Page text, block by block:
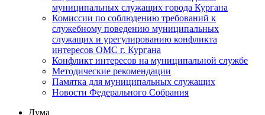
муниципальных служащих города Кургана
Комиссии по соблюдению требований к
служебному поведению муниципальных
служащих и урегулированию конфликта
интересов ОМС г. Кургана
Конфликт интересов на муниципальной службе
Методические рекомендации
Памятка для муниципальных служащих
Новости Федерального Cобрания
Дума